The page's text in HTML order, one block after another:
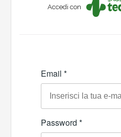
Accedi con